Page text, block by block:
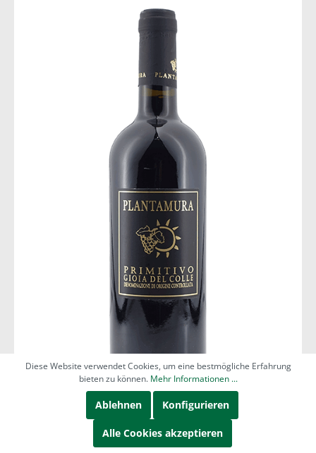
Diese Website verwendet Cookies, um eine bestmögliche Erfahrung
bieten zu können. Mehr Informationen ...
Ablehnen Konfigurieren
Alle Cookies akzeptieren